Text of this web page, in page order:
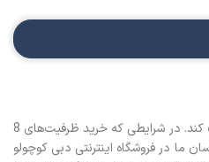
ماشین لباسشویی سامسونگ WW10CGC04DAEGU یکی از جدیدترین و خوش‌قیمت‌ترین مدل‌های 10 کیلویی بازار است که با ارائه امکاناتی فراتر از انتظار، توانسته توجه بسیاری از خریداران را جلب کند. در شرایطی که خرید ظرفیت‌های 8
بررسی‌های کارشناسان ما در فروشگاه اینترنتی دبی کوچولو